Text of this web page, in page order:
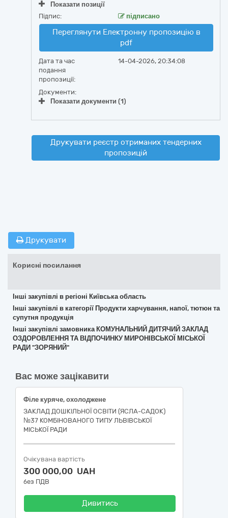
Показати позиції
Підпис:
підписано
Переглянути Електронну пропозицію в
pdf
Дата та час
подання
пропозиції:
14-04-2026, 20:34:08
Документи:
Показати документи (1)
Друкувати реєстр отриманих тендерних
пропозицій
Друкувати
Корисні посилання
Інші закупівлі в регіоні Київська область
Інші закупівлі в категорії Продукти харчування, напої, тютюн та
супутня продукція
Інші закупівлі замовника КОМУНАЛЬНИЙ ДИТЯЧИЙ ЗАКЛАД
ОЗДОРОВЛЕННЯ ТА ВІДПОЧИНКУ МИРОНІВСЬКОЇ МІСЬКОЇ
РАДИ "ЗОРЯНИЙ"
Вас може зацікавити
Філе куряче, охолоджене
ЗАКЛАД ДОШКІЛЬНОЇ ОСВІТИ (ЯСЛА-САДОК)
№37 КОМБІНОВАНОГО ТИПУ ЛЬВІВСЬКОЇ
МІСЬКОЇ РАДИ
Очікувана вартість
300 000,00 UAH
без ПДВ
Дивитись